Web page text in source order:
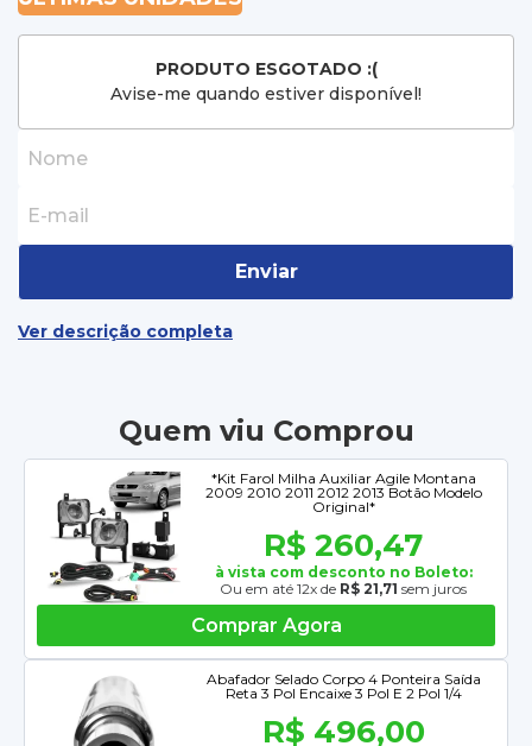
PRODUTO ESGOTADO :(
Avise-me quando estiver disponível!
Enviar
Ver descrição completa
Quem viu Comprou
*Kit Farol Milha Auxiliar Agile Montana
2009 2010 2011 2012 2013 Botão Modelo
Original*
R$ 260,47
à vista com desconto no Boleto:
Ou em até 12x de R$ 21,71 sem juros
Comprar Agora
Abafador Selado Corpo 4 Ponteira Saída
Reta 3 Pol Encaixe 3 Pol E 2 Pol 1/4
R$ 496,00